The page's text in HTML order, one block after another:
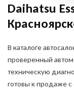
Daihatsu
В каталоге
проверенный
техническую
готовы к продаже